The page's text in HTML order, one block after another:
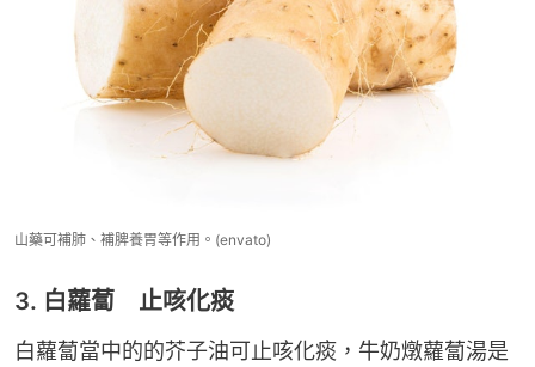
山藥可補肺、補脾養胃等作用。(envato)
3. 白蘿蔔 止咳化痰
白蘿蔔當中的的芥子油可止咳化痰，牛奶燉蘿蔔湯是